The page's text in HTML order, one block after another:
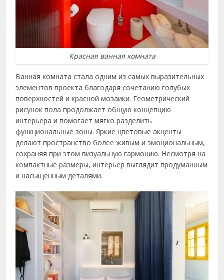
Красная ванная комната
Ванная комната стала одним из самых выразительных
элементов проекта благодаря сочетанию голубых
поверхностей и красной мозаики. Геометрический
рисунок пола продолжает общую концепцию
интерьера и помогает мягко разделить
функциональные зоны. Яркие цветовые акценты
делают пространство более живым и эмоциональным,
сохраняя при этом визуальную гармонию. Несмотря на
компактные размеры, интерьер выглядит продуманным
и насыщенным деталями.